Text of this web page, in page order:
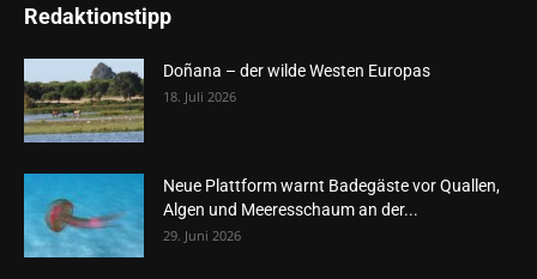
Redaktionstipp
Doñana – der wilde Westen Europas
18. Juli 2026
Neue Plattform warnt Badegäste vor Quallen,
Algen und Meeresschaum an der...
29. Juni 2026